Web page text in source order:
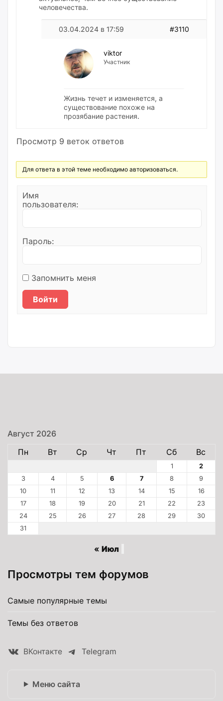
человечества.
03.04.2024 в 17:59 #3110
viktor
Участник
Жизнь течет и изменяется, а
существование похоже на
прозябание растения.
Просмотр 9 веток ответов
Для ответа в этой теме необходимо авторизоваться.
Имя
пользователя:
Пароль:
Запомнить меня
Войти
Август 2026
Пн
Вт Ср Чт Пт Сб Вс
1
2
3
4 5 6 7 8
9
10
11 12 13 14 15
16
17
18 19 20 21 22
23
24
25 26 27 28 29
30
31
« Июл
Просмотры тем форумов
Самые популярные темы
Темы без ответов
ВКонтакте Telegram
Меню сайта